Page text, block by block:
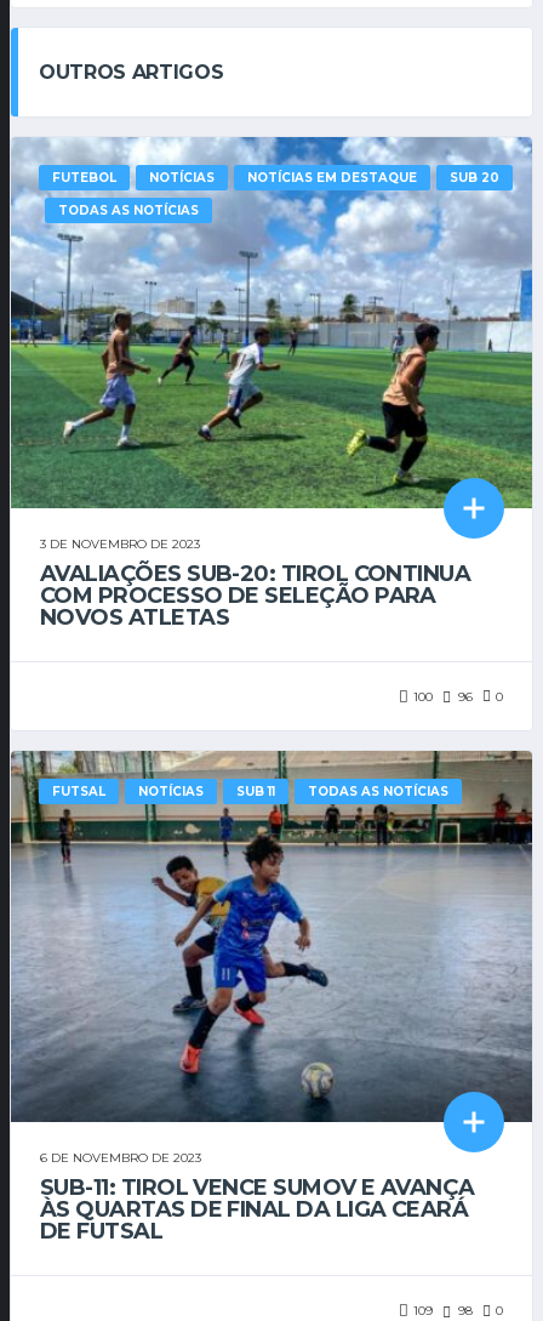
OUTROS ARTIGOS
FUTEBOL NOTÍCIAS NOTÍCIAS EM DESTAQUE SUB 20
TODAS AS NOTÍCIAS
3 DE NOVEMBRO DE 2023
AVALIAÇÕES SUB-20: TIROL CONTINUA
COM PROCESSO DE SELEÇÃO PARA
NOVOS ATLETAS
100 96 0
FUTSAL NOTÍCIAS SUB 11 TODAS AS NOTÍCIAS
6 DE NOVEMBRO DE 2023
SUB-11: TIROL VENCE SUMOV E AVANÇA
ÀS QUARTAS DE FINAL DA LIGA CEARÁ
DE FUTSAL
109 98 0